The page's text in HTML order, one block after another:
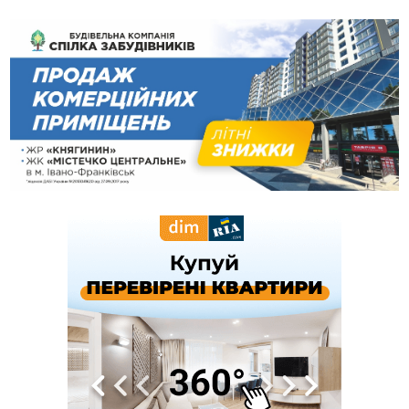
10:43
За змову на тендері для Долинської лікарні двох
підприємців оштрафували на 272 тисячі гривень
10:09
Яремчанський суд виніс вирок чоловіку, який у Буковелі
вкрав із супермаркету пляшку віскі за 8,5 тисяч
09:53
В урочищі біля Галича археологи відкопали давньоруську
вагову гирку XII–XIII століть
09:39
У Франківську медики провели серію складних операцій
на аорті
У Богородчанах на "зебрі" водій Audi наїхав на
хлопчика з велосипедом
Загальна площа всіх книгарень України - трохи більше ніж 6
футбольних полів
На "зебрі" у Франківську два мотоциклісти збили жінку
Прикарпаття серед лідерів за будівництвом новобудов і
рекордсмен за зростанням цін на житло
Де безпечно купатися на Прикарпатті?
У Франківську дружина загиблого воїна створила